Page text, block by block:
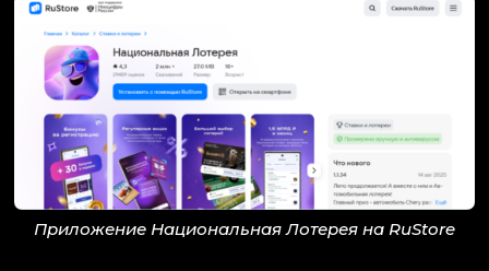
Приложение Национальная Лотерея на RuStore